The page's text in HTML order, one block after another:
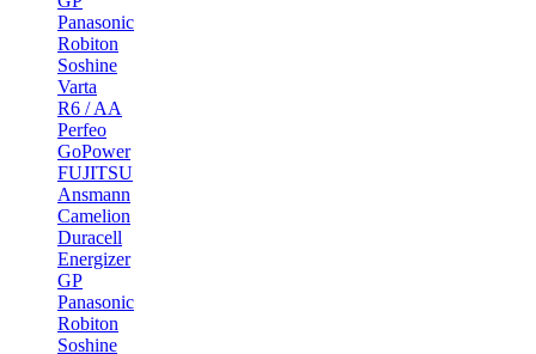
Panasonic
Robiton
Soshine
Varta
R6 / AA
Perfeo
GoPower
FUJITSU
Ansmann
Camelion
Duracell
Energizer
GP
Panasonic
Robiton
Soshine